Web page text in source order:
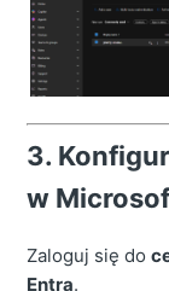
3.
w
Zaloguj się do
Entra.